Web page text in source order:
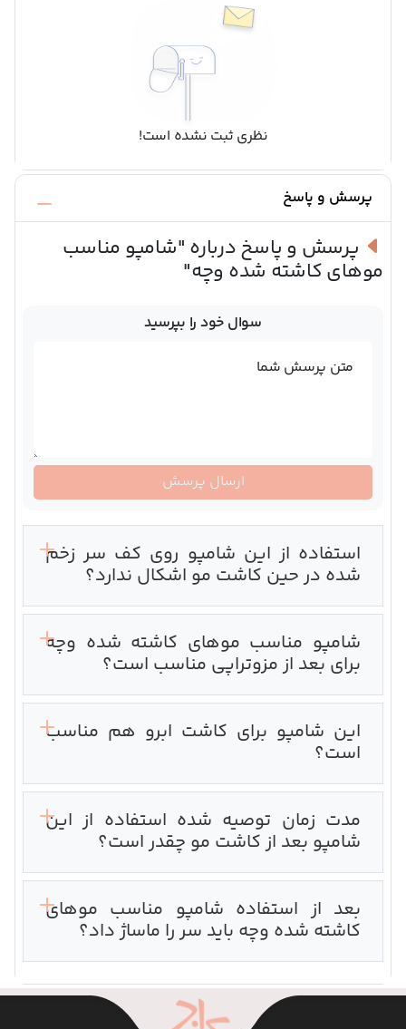
نظری ثبت نشده است!
پرسش و پاسخ
پرسش و پاسخ درباره "شامپو مناسب
موهای کاشته شده وچه"
استفاده از این شامپو روی کف سر زخم
شده در حین کاشت مو اشکال ندارد؟
شامپو مناسب موهای کاشته شده وچه
برای بعد از مزوتراپی مناسب است؟‌
این شامپو برای کاشت ابرو هم مناسب
است؟‌
مدت زمان توصیه شده استفاده از این
شامپو بعد از کاشت مو چقدر است؟‌
بعد از استفاده شامپو مناسب موهای
کاشته شده وچه باید سر را ماساژ داد؟
سوال خود را بپرسید
متن پرسش شما
ارسال پرسش